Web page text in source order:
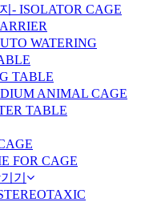
- ISOLATOR CAGE
WATERING
TABLE
ANIMAL CAGE
TABLE
FOR CAGE
기